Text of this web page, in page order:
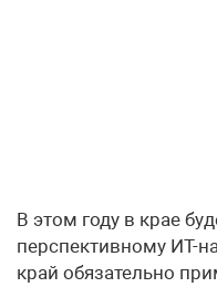
В этом году в крае
перспективному ИТ-
край обязательно